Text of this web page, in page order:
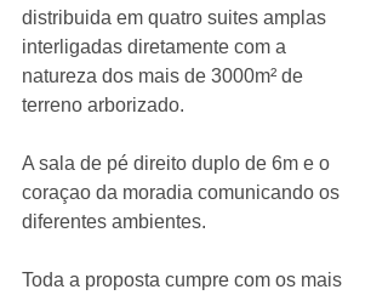
distribuida em quatro suites amplas
interligadas diretamente com a
natureza dos mais de 3000m² de
terreno arborizado.
A sala de pé direito duplo de 6m e o
coraçao da moradia comunicando os
diferentes ambientes.
Toda a proposta cumpre com os mais